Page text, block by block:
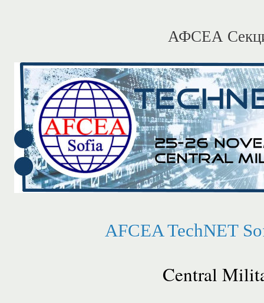
АФСЕА
AFCEA TechNET
Central